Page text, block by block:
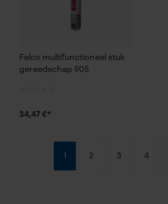
Felco multifunctioneel stuk
gereedschap 905
34,47 €*
1 2 3 4
Google Global Site Tag